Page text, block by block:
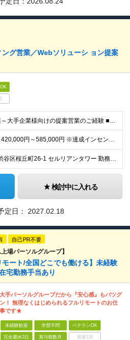
グ営業／Webソリューシ ョン提案
■中規模～大手企業様向けの提案営業のご経験 ■提案書作成のご経験 ■AI（ChatGPT等）を実務で活用し、業務プロセスの効率化や新たな付加価値創出を実現した経験を有する方 ＜求める人物像＞ ・営業
■月収：420,000円～585,000円 ※達成インセンティブあり ※固定残業代30時間相当分（80,000円～）を含む ※超過分別途支給。 ※試用期間3ヶ月（労働条件に変更なし） ※スキル・経験・
東京都渋谷区桜丘町26-1 セルリアンタワー 勤務地の変更範囲：会社の定める事業所
検討中に入れる
定日： 2027.02.18
自己PR不要
場パーソルグループ】
ート/全国どこでも働ける】未経験
宅勤務手当あり
大手パーソルグループだから『安心感』もバツグ
ン！ 無理なくはじめられるフルリモートのお仕
事です★
未経験歓迎 学歴不問 ベテランOK
完全週休2日 賞与複数月 面接1回